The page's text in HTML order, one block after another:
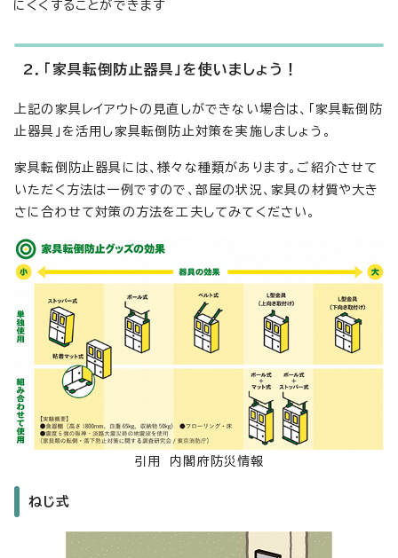
にくくすることができます
2．「家具転倒防止器具」を使いましょう！
上記の家具レイアウトの見直しができない場合は、「家具転倒防
止器具」を活用し家具転倒防止対策を実施しましょう。
家具転倒防止器具には、様々な種類があります。ご紹介させて
いただく方法は一例ですので、部屋の状況、家具の材質や大き
さに合わせて対策の方法を工夫してみてください。
引用 内閣府防災情報
ねじ式